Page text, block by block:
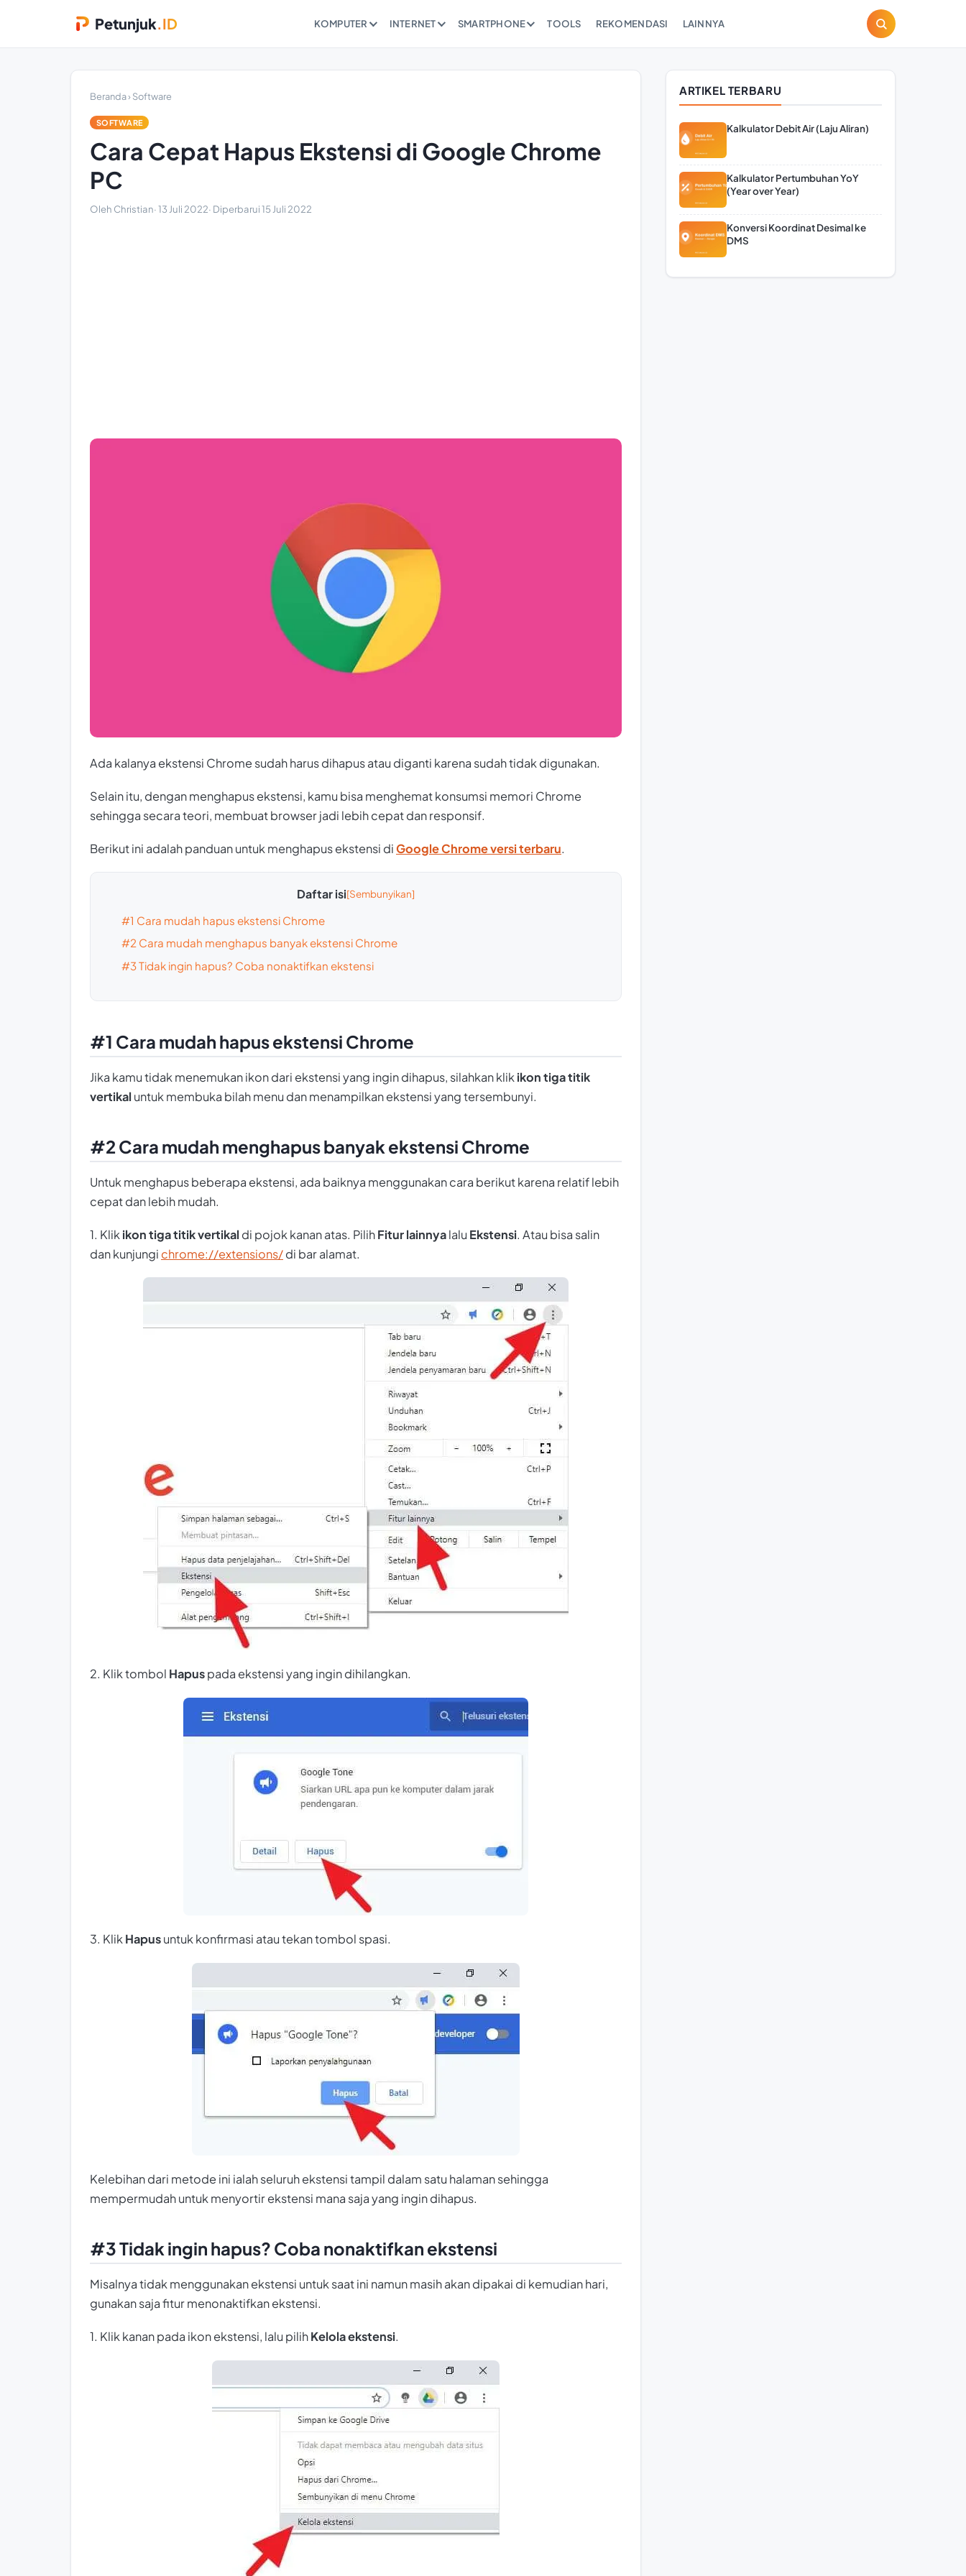
Petunjuk.ID KOMPUTER INTERNET SMARTPHONE TOOLS REKOMENDASI LAINNYA
Beranda›Software
SOFTWARE
Cara Cepat Hapus Ekstensi di Google Chrome
PC
Oleh Christian·13 Juli 2022· Diperbarui15 Juli 2022
Ada kalanya ekstensi Chrome sudah harus dihapus atau diganti karena sudah tidak digunakan.
Selain itu, dengan menghapus ekstensi, kamu bisa menghemat konsumsi memori Chrome
sehingga secara teori, membuat browser jadi lebih cepat dan responsif.
Berikut ini adalah panduan untuk menghapus ekstensi diGoogle Chrome versi terbaru.
Daftar isi
#1 Cara mudah hapus ekstensi Chrome
#2 Cara mudah menghapus banyak ekstensi Chrome
#3 Tidak ingin hapus? Coba nonaktifkan ekstensi
#1 Cara mudah hapus ekstensi Chrome
Jika kamu tidak menemukan ikon dari ekstensi yang ingin dihapus, silahkan klik ikon tiga titik
vertikaluntuk membuka bilah menu dan menampilkan ekstensi yang tersembunyi.
#2 Cara mudah menghapus banyak ekstensi Chrome
Untuk menghapus beberapa ekstensi, ada baiknya menggunakan cara berikut karena relatif lebih
cepat dan lebih mudah.
1. Klik ikon tiga titik vertikaldi pojok kanan atas. PilihFitur lainnyalalu Ekstensi. Atau bisa salin
dan kunjungi chrome://extensions/di bar alamat.
2. Klik tombol Hapuspada ekstensi yang ingin dihilangkan.
3. Klik Hapusuntuk konfirmasi atau tekan tombol spasi.
Kelebihan dari metode ini ialah seluruh ekstensi tampil dalam satu halaman sehingga
mempermudah untuk menyortir ekstensi mana saja yang ingin dihapus.
#3 Tidak ingin hapus? Coba nonaktifkan ekstensi
Misalnya tidak menggunakan ekstensi untuk saat ini namun masih akan dipakai di kemudian hari,
gunakan saja fitur menonaktifkan ekstensi.
1. Klik kanan pada ikon ekstensi, lalu pilihKelola ekstensi.
ARTIKEL TERBARU
Kalkulator Debit Air (Laju Aliran)
Kalkulator Pertumbuhan YoY
(Year over Year)
Konversi Koordinat Desimal ke
DMS